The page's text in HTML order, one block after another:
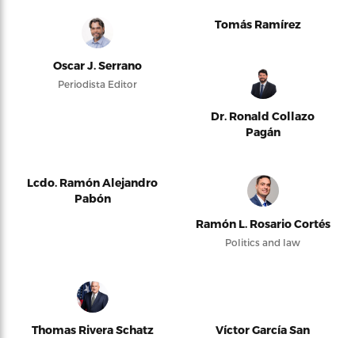
Oscar J. Serrano
Periodista Editor
Tomás Ramírez
Dr. Ronald Collazo
Pagán
Lcdo. Ramón Alejandro
Pabón
Ramón L. Rosario Cortés
Politics and law
Thomas Rivera Schatz
Víctor García San